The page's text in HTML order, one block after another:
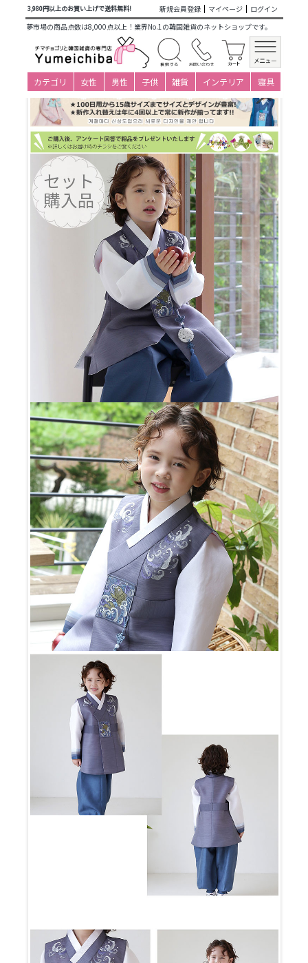
3,980円以上のお買い上げで送料無料! 新規会員登録 マイページ
ログイン
夢市場の商品点数は8,000点以上！業界No.1の韓国雑貨のネットショップです。
カテゴリ 女性 男性 子供 雑貨 インテリア 寝具
商品カテゴリ一覧>仕立て済み衣装(子ども用販売)>男の子新
作>キッズチョゴリ(3～8才)>5-6才(身長110～119cm)>セッ
ト> パジチョゴリセットyクロム(身長～115cm 6号サイズ)